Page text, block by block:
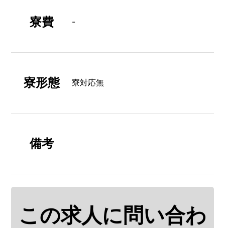
寮費 -
寮形態 寮対応無
備考
この求人に問い合わ